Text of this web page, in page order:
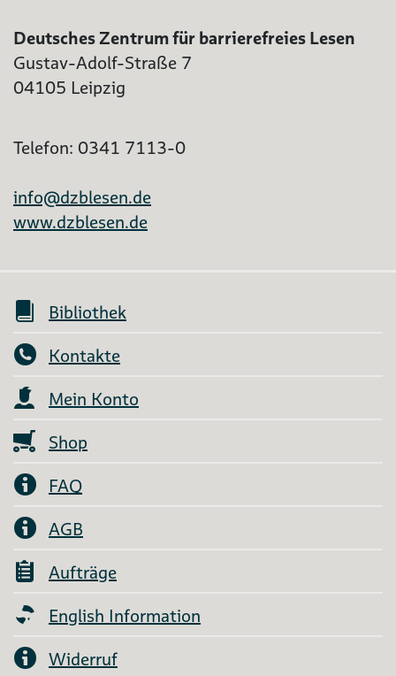
Deutsches Zentrum für barrierefreies Lesen
Gustav-Adolf-Straße 7
04105 Leipzig
Telefon: 0341 7113-0
info@dzblesen.de
www.dzblesen.de
Bibliothek
Kontakte
Mein Konto
Shop
FAQ
AGB
Aufträge
English Information
Widerruf